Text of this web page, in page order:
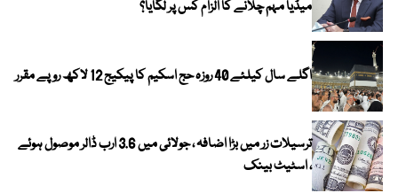
میڈیا مہم چلانے کا الزام کس پر لگایا؟
اگلے سال کیلئے 40 روزہ حج اسکیم کا پیکیج 12 لاکھ روپے مقرر
ترسیلات زر میں بڑا اضافہ ، جولائی میں 3.6 ارب ڈالر موصول ہوئے
، اسٹیٹ بینک